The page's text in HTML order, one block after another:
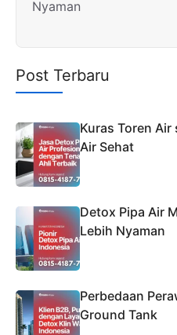
Nyaman
Post Terbaru
Kuras Toren Air
Air Sehat
Detox Pipa Air
Lebih Nyaman
Perbedaan
Ground Tank